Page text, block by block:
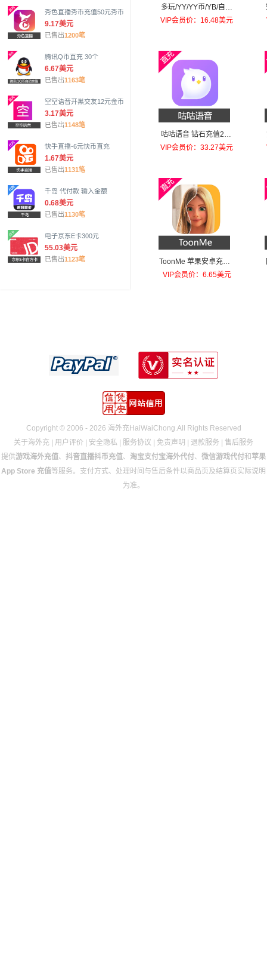
秀色直播秀币充值50元秀币
9.17美元
已售出1200笔
腾讯Q币直充 30个
6.67美元
已售出1163笔
空空语音开黑交友12元金币
3.17美元
已售出1148笔
快手直播-6元快币直充
1.67美元
已售出1131笔
千岛 代付款 输入金额
0.68美元
已售出1130笔
电子京东E卡300元
55.03美元
已售出1123笔
多玩/YY/YY币/YB/自动
充值100个
VIP会员价：16.48美元
咕咕语音 钻石充值200
元钻石
VIP会员价：33.27美元
ToonMe 苹果安卓充值T
oonMe PRO
VIP会员价：6.65美元
Copyright © 2006 - 2026 海外充HaiWaiChong.All Rights Reserved
关于海外充
用户评价 安全隐私 服务协议 免责声明 退款服务
售后服务
提供游戏海外充值、 抖音直播抖币充值、 淘宝支付宝海外代付、 微信游戏代付和 苹果
App Store 充值等服务。支付方式、处理时间与售后条件以商品页及结算页实际说明
为准。